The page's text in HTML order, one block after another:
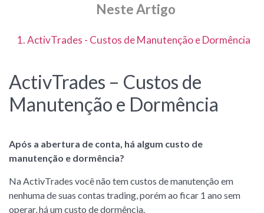
Neste Artigo
1. ActivTrades - Custos de Manutenção e Dormência
ActivTrades – Custos de
Manutenção e Dormência
Após a abertura de conta, há algum custo de
manutenção e dormência?
Na ActivTrades você não tem custos de manutenção em
nenhuma de suas contas trading, porém ao ficar 1 ano sem
operar, há um custo de dormência.